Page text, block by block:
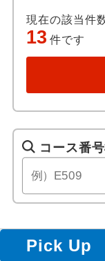
現在の該当件
13 件です
ペンブロ
アルゴン
プリンス
ハリファ
イースタ
世界遺産
歴史
音楽・コン
祭り・ショ
イルミネー
コース番
Pick Up